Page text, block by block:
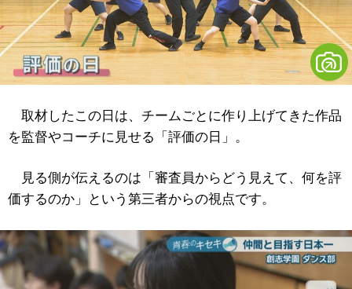
取材したこの日は、チームごとに作り上げてきた作品
を監督やコーチに見せる「評価の日」。
見る側が伝えるのは「審査員からどう見えて、何を評
価するのか」という第三者からの視点です。